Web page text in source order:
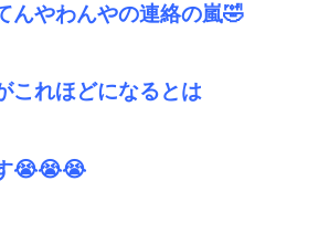
んやわんやの連絡の嵐🤣
これほどになるとは
😭😭😭